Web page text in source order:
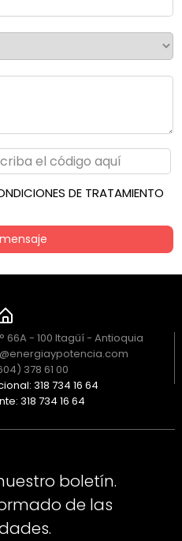
DE TRATAMIENTO
66A - 100 Itagüí - Antioquia
@energiaypotencia.com
378 61 00
318 734 16 64
318 734 16 64
boletín.
de las